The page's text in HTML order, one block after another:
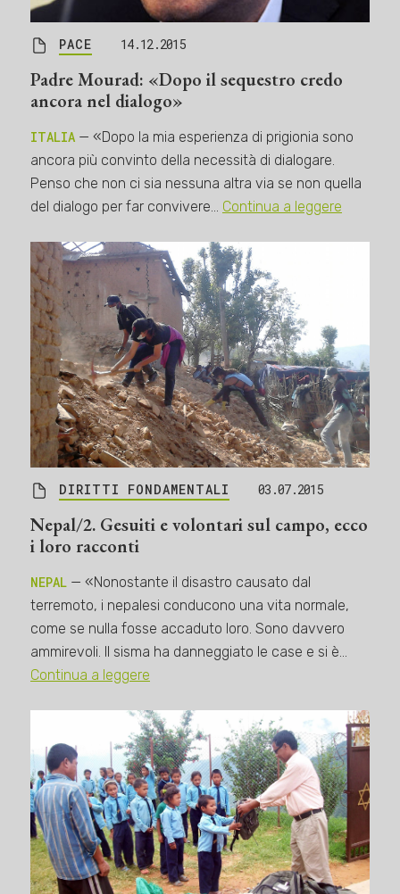
PACE 14.12.2015
Padre Mourad: «Dopo il sequestro credo
ancora nel dialogo»
ITALIA — «Dopo la mia esperienza di prigionia sono
ancora più convinto della necessità di dialogare.
Penso che non ci sia nessuna altra via se non quella
del dialogo per far convivere… Continua a leggere
DIRITTI FONDAMENTALI 03.07.2015
Nepal/2. Gesuiti e volontari sul campo, ecco
i loro racconti
NEPAL — «Nonostante il disastro causato dal
terremoto, i nepalesi conducono una vita normale,
come se nulla fosse accaduto loro. Sono davvero
ammirevoli. Il sisma ha danneggiato le case e si è…
Continua a leggere